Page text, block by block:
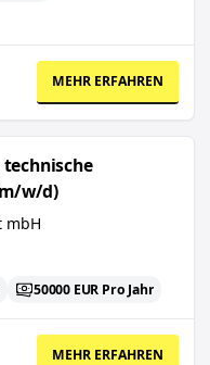
MEHR ERFAHREN
(m/w/d)
w/d)
mbH
50000 EUR Pro Jahr
MEHR ERFAHREN